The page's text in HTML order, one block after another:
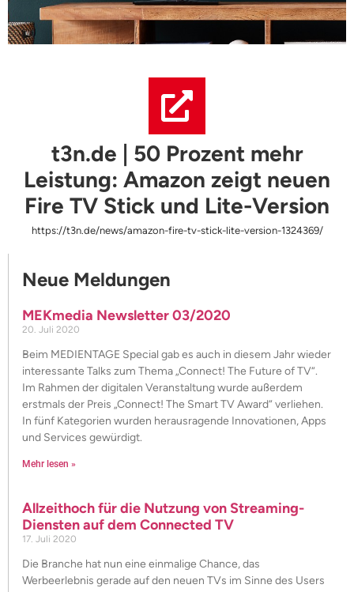
t3n.de | 50 Prozent mehr
Leistung: Amazon zeigt neuen
Fire TV Stick und Lite-Version
https://t3n.de/news/amazon-fire-tv-stick-lite-version-1324369/
Neue Meldungen
MEKmedia Newsletter 03/2020
20. Juli 2020
Beim MEDIENTAGE Special gab es auch in diesem Jahr wieder
interessante Talks zum Thema „Connect! The Future of TV“.
Im Rahmen der digitalen Veranstaltung wurde außerdem
erstmals der Preis „Connect! The Smart TV Award“ verliehen.
In fünf Kategorien wurden herausragende Innovationen, Apps
und Services gewürdigt.
Mehr lesen »
Allzeithoch für die Nutzung von Streaming-
Diensten auf dem Connected TV
17. Juli 2020
Die Branche hat nun eine einmalige Chance, das
Werbeerlebnis gerade auf den neuen TVs im Sinne des Users